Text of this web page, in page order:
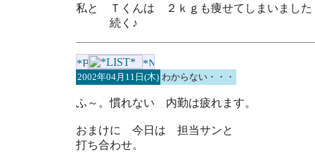
私と Ｔくんは ２ｋｇも痩せてしまいました
続く♪
2002年04月11日(木) わからない・・・
ふ～。慣れない 内勤は疲れます。
おまけに 今日は 担当サンと
打ち合わせ。